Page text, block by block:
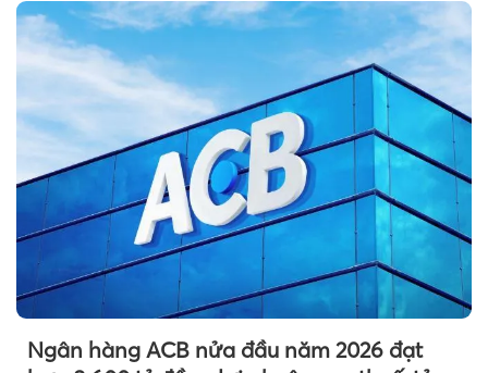
Ngân hàng ACB nửa đầu năm 2026 đạt